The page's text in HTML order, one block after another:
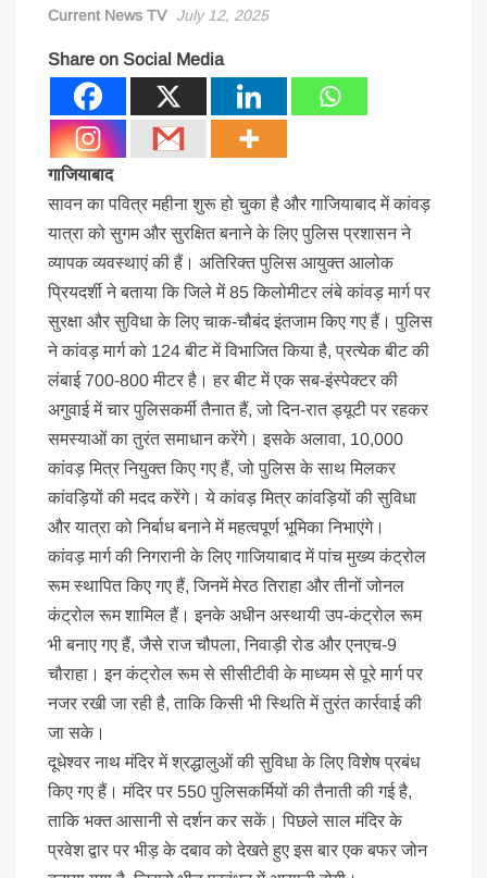
Current News TV July 12, 2025
Share on Social Media
गाजियाबाद
सावन का पवित्र महीना शुरू हो चुका है और गाजियाबाद में कांवड़
यात्रा को सुगम और सुरक्षित बनाने के लिए पुलिस प्रशासन ने
व्यापक व्यवस्थाएं की हैं। अतिरिक्त पुलिस आयुक्त आलोक
प्रियदर्शी ने बताया कि जिले में 85 किलोमीटर लंबे कांवड़ मार्ग पर
सुरक्षा और सुविधा के लिए चाक-चौबंद इंतजाम किए गए हैं। पुलिस
ने कांवड़ मार्ग को 124 बीट में विभाजित किया है, प्रत्येक बीट की
लंबाई 700-800 मीटर है। हर बीट में एक सब-इंस्पेक्टर की
अगुवाई में चार पुलिसकर्मी तैनात हैं, जो दिन-रात ड्यूटी पर रहकर
समस्याओं का तुरंत समाधान करेंगे। इसके अलावा, 10,000
कांवड़ मित्र नियुक्त किए गए हैं, जो पुलिस के साथ मिलकर
कांवड़ियों की मदद करेंगे। ये कांवड़ मित्र कांवड़ियों की सुविधा
और यात्रा को निर्बाध बनाने में महत्वपूर्ण भूमिका निभाएंगे।
कांवड़ मार्ग की निगरानी के लिए गाजियाबाद में पांच मुख्य कंट्रोल
रूम स्थापित किए गए हैं, जिनमें मेरठ तिराहा और तीनों जोनल
कंट्रोल रूम शामिल हैं। इनके अधीन अस्थायी उप-कंट्रोल रूम
भी बनाए गए हैं, जैसे राज चौपला, निवाड़ी रोड और एनएच-9
चौराहा। इन कंट्रोल रूम से सीसीटीवी के माध्यम से पूरे मार्ग पर
नजर रखी जा रही है, ताकि किसी भी स्थिति में तुरंत कार्रवाई की
जा सके।
दूधेश्वर नाथ मंदिर में श्रद्धालुओं की सुविधा के लिए विशेष प्रबंध
किए गए हैं। मंदिर पर 550 पुलिसकर्मियों की तैनाती की गई है,
ताकि भक्त आसानी से दर्शन कर सकें। पिछले साल मंदिर के
प्रवेश द्वार पर भीड़ के दबाव को देखते हुए इस बार एक बफर जोन